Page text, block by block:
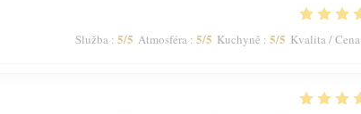
Služba : 5/5 Atmosféra : 5/5 Kuchyně : 5/5 Kvalita / Cena